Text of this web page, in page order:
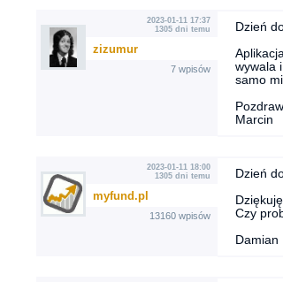
2023-01-11 17:37
1305 dni temu
zizumur
7 wpisów
Dzień
wywala
samo
Marcin
2023-01-11 18:00
1305 dni temu
myfund.pl
13160 wpisów
Dzień
Czy
Damian